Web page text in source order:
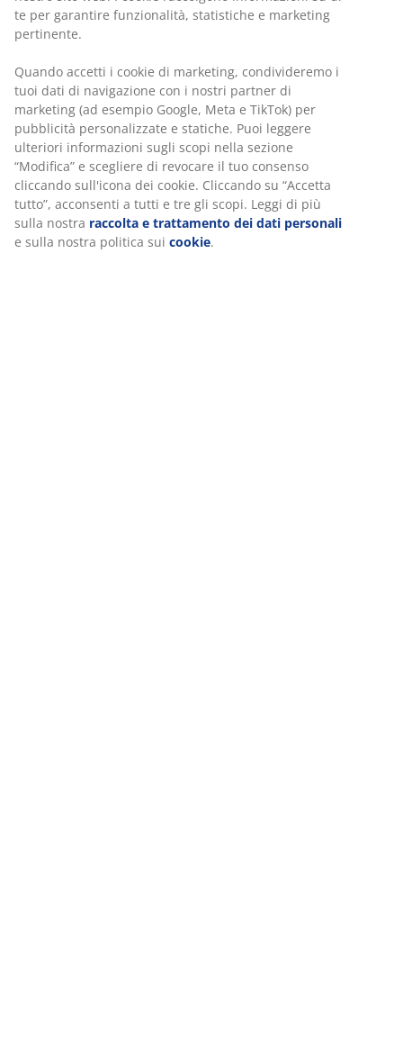
te per garantire funzionalità, statistiche e marketing
pertinente.
Quando accetti i cookie di marketing, condivideremo i
tuoi dati di navigazione con i nostri partner di
marketing (ad esempio Google, Meta e TikTok) per
pubblicità personalizzate e statiche. Puoi leggere
ulteriori informazioni sugli scopi nella sezione
“Modifica” e scegliere di revocare il tuo consenso
cliccando sull'icona dei cookie. Cliccando su “Accetta
tutto”, acconsenti a tutti e tre gli scopi. Leggi di più
sulla nostra raccolta e trattamento dei dati personali
e sulla nostra politica sui cookie.